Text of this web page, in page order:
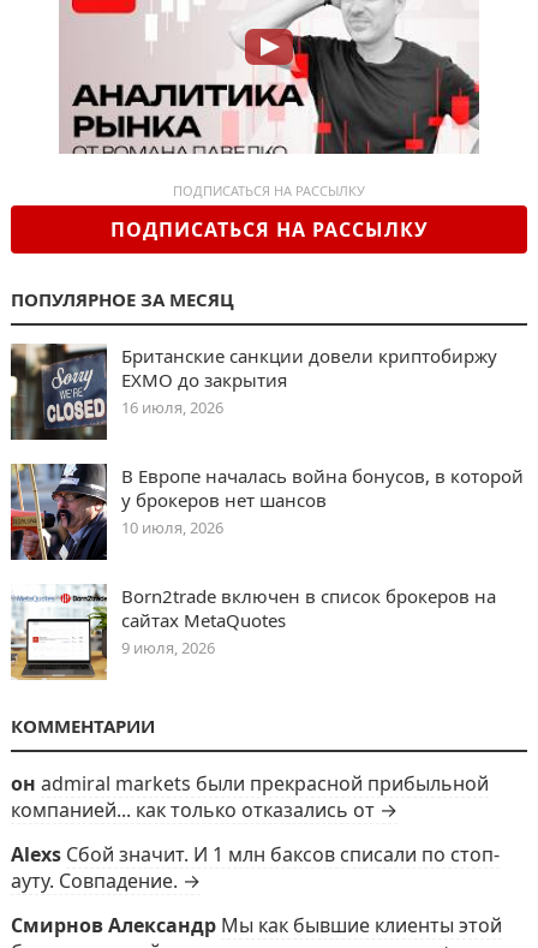
ПОДПИСАТЬСЯ НА РАССЫЛКУ
ПОДПИСАТЬСЯ НА РАССЫЛКУ
ПОПУЛЯРНОЕ ЗА МЕСЯЦ
Британские санкции довели криптобиржу
EXMO до закрытия
16 июля, 2026
В Европе началась война бонусов, в которой
у брокеров нет шансов
10 июля, 2026
Born2trade включен в список брокеров на
сайтах MetaQuotes
9 июля, 2026
КОММЕНТАРИИ
он admiral markets были прекрасной прибыльной
компанией... как только отказались от →
Alexs Сбой значит. И 1 млн баксов списали по стоп-
ауту. Совпадение. →
Смирнов Александр Мы как бывшие клиенты этой